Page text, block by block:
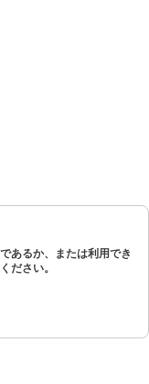
あるか、または利用でき
ださい。